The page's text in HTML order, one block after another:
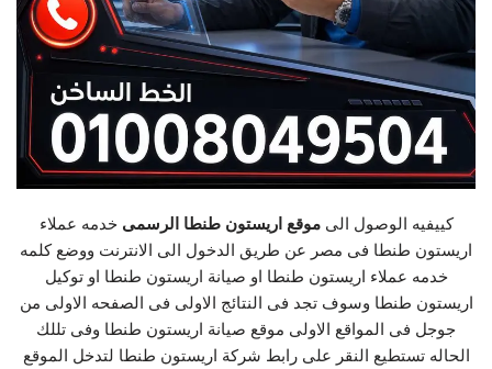
كييفيه الوصول الىموقع اريستون طنطا الرسمى خدمه عملاء
اريستون طنطا فى مصر عن طريق الدخول الى الانترنت ووضع كلمه
خدمه عملاء اريستون طنطا او صيانة اريستون طنطا او توكيل
اريستون طنطا وسوف تجد فى النتائج الاولى فى الصفحه الاولى من
جوجل فى المواقع الاولى موقع صيانة اريستون طنطا وفى تللك
الحاله تستطيع النقر على رابط شركة اريستون طنطا لتدخل الموقع